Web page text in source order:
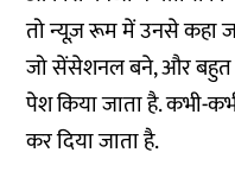
तो न्यूज़ रूम में उनसे कहा
जो सेंसेशनल बने, और बहुत
पेश किया जाता है. कभी-
कर दिया जाता है.